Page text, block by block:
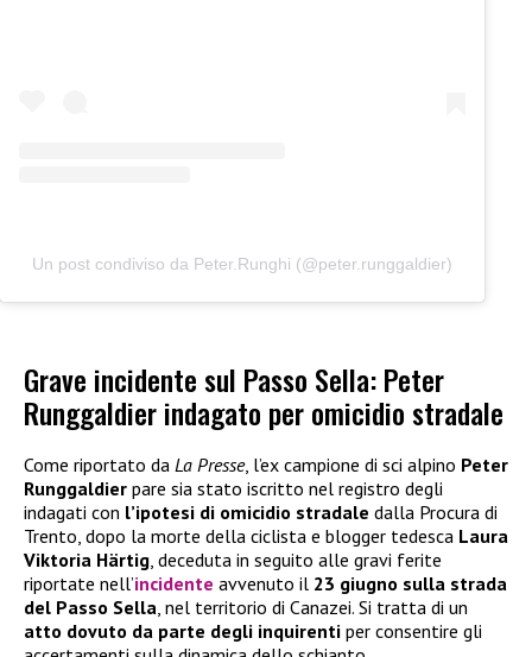
Un post condiviso da Peter.Runghi (@peter.runggaldier)
Grave incidente sul Passo Sella: Peter
Runggaldier indagato per omicidio stradale
Come riportato da La Presse, l’ex campione di sci alpino Peter
Runggaldier pare sia stato iscritto nel registro degli
indagati con l’ipotesi di omicidio stradale dalla Procura di
Trento, dopo la morte della ciclista e blogger tedesca Laura
Viktoria Härtig , deceduta in seguito alle gravi ferite
riportate nell’incidente avvenuto il 23 giugno sulla strada
del Passo Sella , nel territorio di Canazei. Si tratta di un
atto dovuto da parte degli inquirenti per consentire gli